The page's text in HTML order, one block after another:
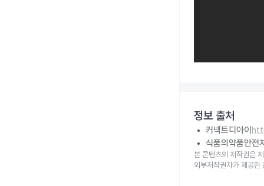
정보 출처
커넥트디아이
식품의약품안전
본 콘텐츠의 저작권은
외부저작권자가 제공한